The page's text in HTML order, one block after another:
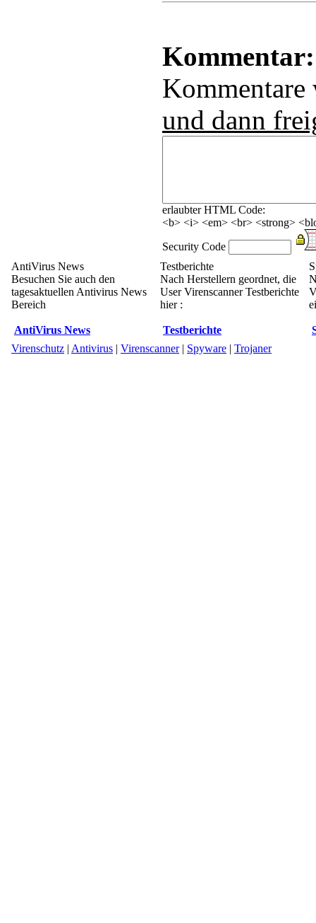
Kommentar:
und dann
erlaubter HTML Code:
<b> <i> <em> <br> <strong>
Security Code
AntiVirus News
Besuchen Sie auch den
tagesaktuellen Antivirus News
Bereich
AntiVirus News
Testberichte
Nach Herstellern geordnet, die
User Virenscanner Testberichte
hier :
Testberichte
Virenschutz | Antivirus | Virenscanner| Spyware | Trojaner